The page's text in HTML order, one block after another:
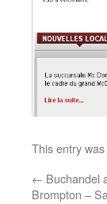
This entry
← Buchandel
Brompton –